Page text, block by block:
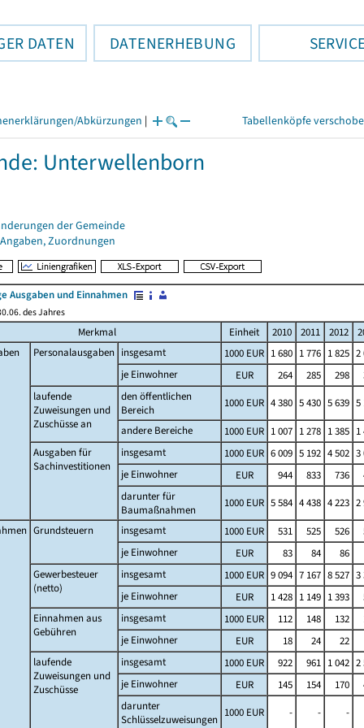
DATEN DATENERHEBUNG
Abkürzungen | Tabellenköpfe
Unterwellenborn
der Gemeinde
Zuordnungen
Ausgaben und Einnahmen
des Jahres
Merkmal Einheit 2010 2011 2012
Personalausgaben insgesamt 1000 EUR 1 680 1 776 1 825 2
je Einwohner
EUR 264 285 298
laufende
Zuweisungen und
Zuschüsse an
den öffentlichen
Bereich
1000 EUR 4 380 5 430 5 639 5
andere Bereiche
1000 EUR 1 007 1 278 1 385 1
Ausgaben für
Sachinvestitionen
insgesamt 1000 EUR 6 009 5 192 4 502 3
je Einwohner
EUR 944 833 736
darunter für
Baumaßnahmen
1000 EUR 5 584 4 438 4 223 2
Grundsteuern insgesamt 1000 EUR 531 525 526
je Einwohner
EUR 83 84 86
Gewerbesteuer
(netto)
insgesamt 1000 EUR 9 094 7 167 8 527 3
je Einwohner
EUR 1 428 1 149 1 393
Einnahmen aus
Gebühren
insgesamt 1000 EUR 112 148 132
je Einwohner
EUR 18 24 22
laufende
Zuweisungen und
Zuschüsse
insgesamt 1000 EUR 922 961 1 042 2
je Einwohner
EUR 145 154 170
darunter
Schlüsselzuweisungen
1000 EUR - - -